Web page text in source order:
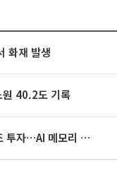
화재 발생
40.2도 기록
SK하이닉스, 용인·청주에 54조 투자…AI 메모리 생산기지 키운다